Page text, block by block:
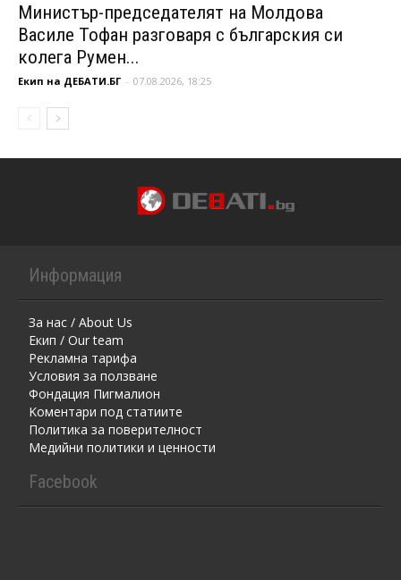
Министър-председателят на Молдова
Василе Тофан разговаря с българския си
колега Румен...
Екип на ДЕБАТИ.БГ - 07.08.2026, 18:25
Информация
За нас / About Us
Екип / Our team
Рекламна тарифа
Условия за ползване
Фондация Пигмалион
Kоментaри под статиите
Политика за поверителност
Медийни политики и ценности
Facebook